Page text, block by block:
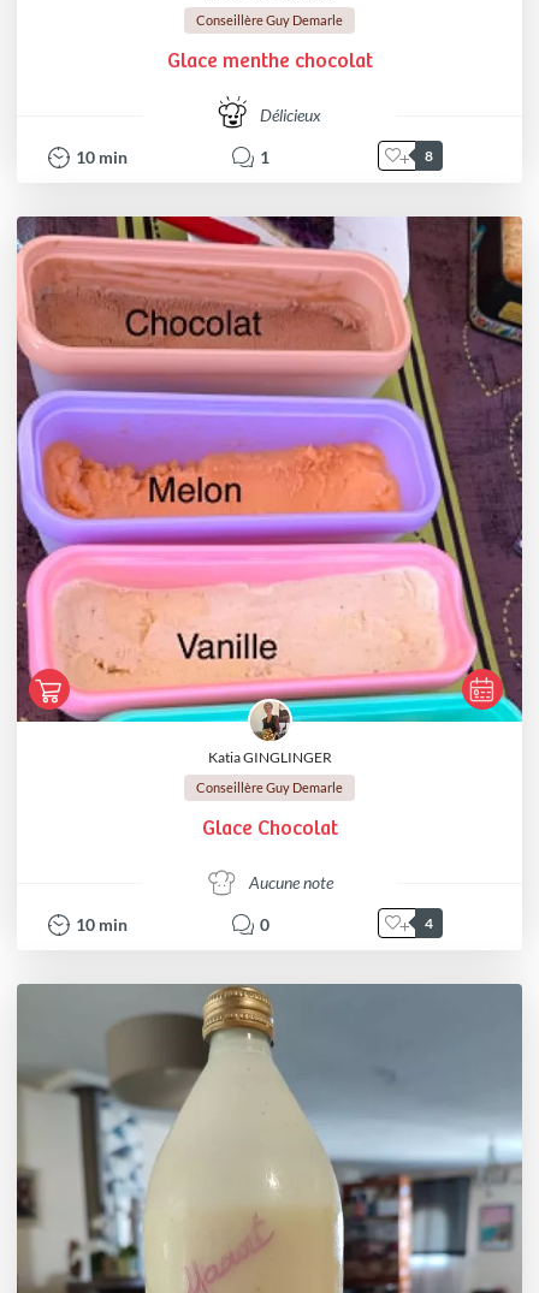
Conseillère Guy Demarle
Glace menthe chocolat
Délicieux
10 min 1 8
Katia GINGLINGER
Conseillère Guy Demarle
Glace Chocolat
Aucune note
10 min 0 4